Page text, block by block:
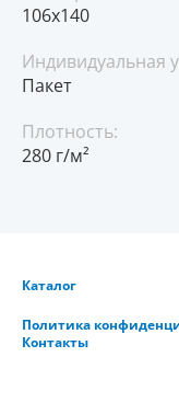
106x140
Индивидуальная
Пакет
Плотность:
280 г/м²
Каталог
Политика
Контакты